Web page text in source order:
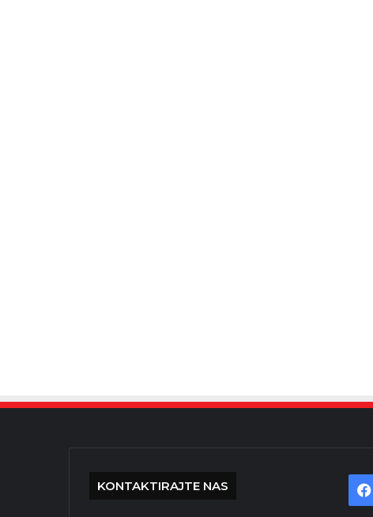
KONTAKTIRAJTE NAS